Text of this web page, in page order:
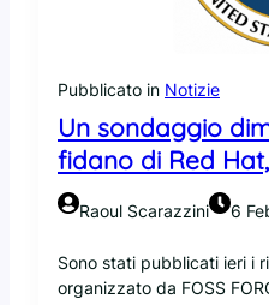
i
i
l
Pubblicato in Notizie
Un sondaggio
fidano di Red
Raoul Scarazzini 6
Sono stati pubblicati ieri i
organizzato da FOSS